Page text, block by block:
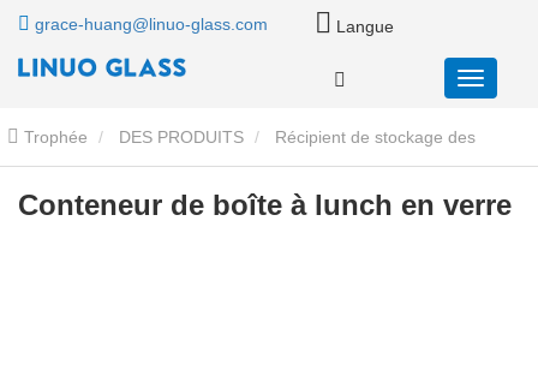
grace-huang@linuo-glass.com Langue
Trophée DES PRODUITS Récipient de stockage des
aliments en verre Conteneurs de stockage de nourriture en verre
Conteneur de boîte à lunch en verre